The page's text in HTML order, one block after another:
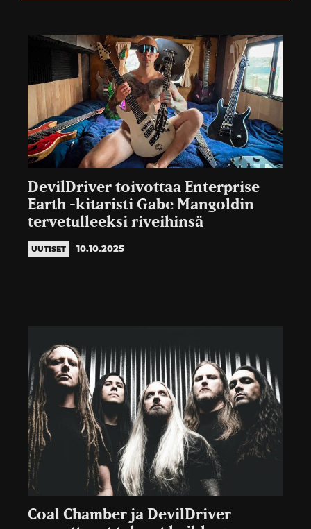
DevilDriver toivottaa Enterprise
Earth -kitaristi Gabe Mangoldin
tervetulleeksi riveihinsä
UUTISET 10.10.2025
Coal Chamber ja DevilDriver